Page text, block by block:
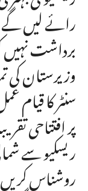
برداشت
سنٹر کا قیام
ریسکیو سے
روشناس